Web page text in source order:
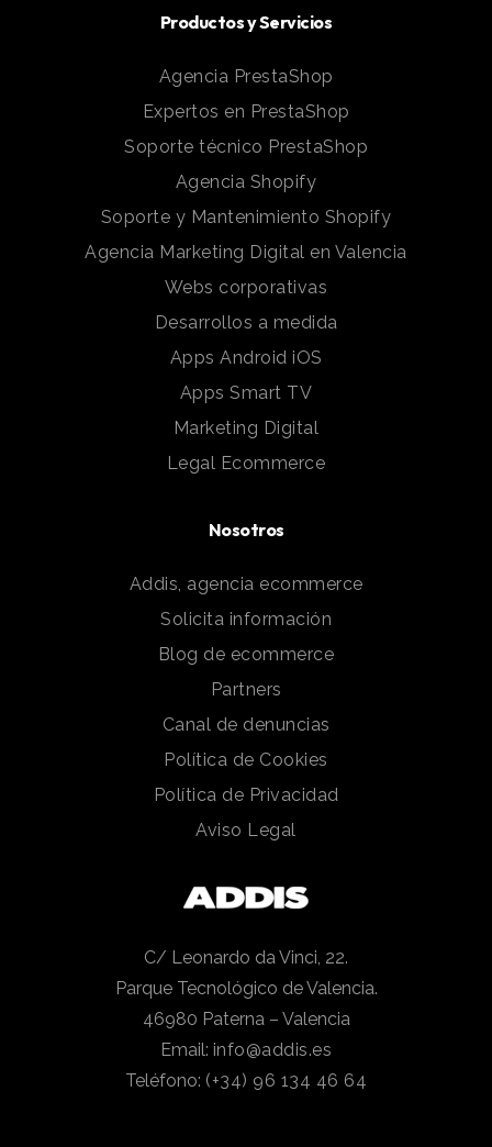
Productos y Servicios
Agencia PrestaShop
Expertos en PrestaShop
Soporte técnico PrestaShop
Agencia Shopify
Soporte y Mantenimiento Shopify
Agencia Marketing Digital en Valencia
Webs corporativas
Desarrollos a medida
Apps Android iOS
Apps Smart TV
Marketing Digital
Legal Ecommerce
Nosotros
Addis, agencia ecommerce
Solicita información
Blog de ecommerce
Partners
Canal de denuncias
Política de Cookies
Política de Privacidad
Aviso Legal
C/ Leonardo da Vinci, 22.
Parque Tecnológico de Valencia.
46980 Paterna – Valencia
Email: info@addis.es
Teléfono: (+34) 96 134 46 64